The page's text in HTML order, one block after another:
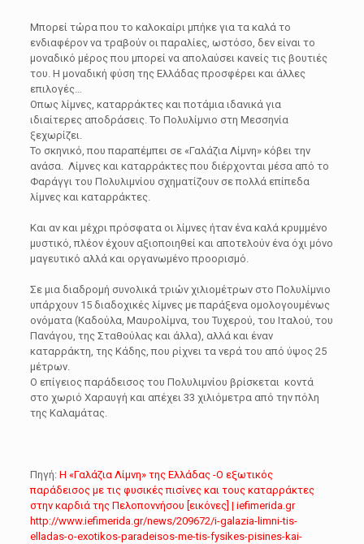
Μπορεί τώρα που το καλοκαίρι μπήκε για τα καλά το
ενδιαφέρον να τραβούν οι παραλίες, ωστόσο, δεν είναι το
μοναδικό μέρος που μπορεί να απολαύσει κανείς τις βουτιές
του. Η μοναδική φύση της Ελλάδας προσφέρει και άλλες
επιλογές…
Οπως λίμνες, καταρράκτες και ποτάμια ιδανικά για
ιδιαίτερες αποδράσεις. Το Πολυλίμνιο στη Μεσσηνία
ξεχωρίζει.
Το σκηνικό, που παραπέμπει σε «Γαλάζια Λίμνη» κόβει την
ανάσα. Λίμνες και καταρράκτες που διέρχονται μέσα από το
Φαράγγι του Πολυλιμνίου σχηματίζουν σε πολλά επίπεδα
λίμνες και καταρράκτες.
Και αν και μέχρι πρόσφατα οι λίμνες ήταν ένα καλά κρυμμένο
μυστικό, πλέον έχουν αξιοποιηθεί και αποτελούν ένα όχι μόνο
μαγευτικό αλλά και οργανωμένο προορισμό.
Σε μια διαδρομή συνολικά τριών χιλιομέτρων στο Πολυλίμνιο
υπάρχουν 15 διαδοχικές λίμνες με παράξενα ομολογουμένως
ονόματα (Kαδούλα, Μαυρολίμνα, του Τυχερού, του Ιταλού, του
Πανάγου, της Σταθούλας και άλλα), αλλά και έναν
καταρράκτη, της Κάδης, που ρίχνει τα νερά του από ύψος 25
μέτρων.
Ο επίγειος παράδεισος του Πολυλιμνίου βρίσκεται κοντά
στο χωριό Χαραυγή και απέχει 33 χιλιόμετρα από την πόλη
της Καλαμάτας.
Πηγή: Η «Γαλάζια Λίμνη» της Ελλάδας -Ο εξωτικός
παράδεισος με τις φυσικές πισίνες και τους καταρράκτες
στην καρδιά της Πελοποννήσου [εικόνες] | iefimerida.gr
http://www.iefimerida.gr/news/209672/i-galazia-limni-tis-
elladas-o-exotikos-paradeisos-me-tis-fysikes-pisines-kai-